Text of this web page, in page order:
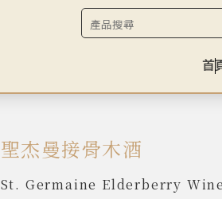
首
聖杰曼接骨木酒
St. Germaine Elderberry Wine